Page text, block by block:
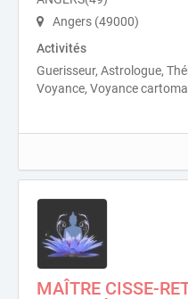
Angers (49000)
Activités
Guerisseur, Astrologue,
Voyance, Voyance
MAÎTRE CISSE-